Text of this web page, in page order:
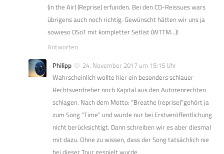
(in the Air) (Reprise) erfunden. Bei den CD-Reissues wars
übrigens auch noch richtig. Gewünscht hätten wir uns ja
sowieso DSoT mit kompletter Setlist (WTTM…)!
Antworten
Philipp
24. November 2017 um 15:15 Uhr
Wahrscheinlich wollte hier ein besonders schlauer
Rechtsverdreher noch Kapital aus den Autorenrechten
schlagen. Nach dem Motto: “Breathe (reprise)”gehört ja
zum Song “Time” und wurde nur bei Erstveröffentlichung
nicht berücksichtigt. Dann schreiben wir es aber diesmal
mit dazu. Ohne zu wissen, dass der Song tatsächlich nie
bei dieser Tour gespielt wurde.